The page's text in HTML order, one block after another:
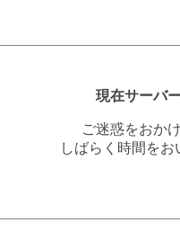
現在サーバ
ご迷惑をおか
しばらく時間を